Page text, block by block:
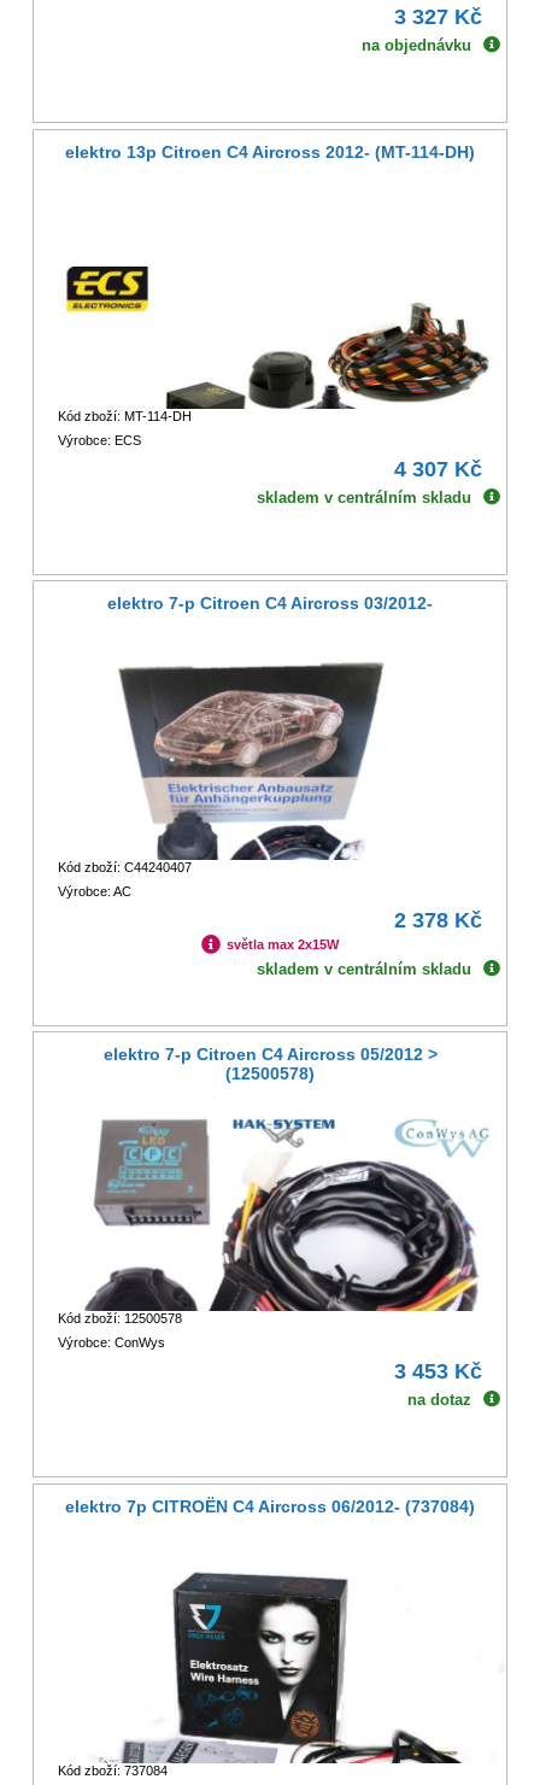
3 327 Kč
na objednávku
elektro 13p Citroen C4 Aircross 2012- (MT-114-DH)
Kód zboží: MT-114-DH
Výrobce: ECS
4 307 Kč
skladem v centrálním skladu
elektro 7-p Citroen C4 Aircross 03/2012-
Kód zboží: C44240407
Výrobce: AC
2 378 Kč
světla max 2x15W
skladem v centrálním skladu
elektro 7-p Citroen C4 Aircross 05/2012 >
(12500578)
Kód zboží: 12500578
Výrobce: ConWys
3 453 Kč
na dotaz
elektro 7p CITROËN C4 Aircross 06/2012- (737084)
Kód zboží: 737084